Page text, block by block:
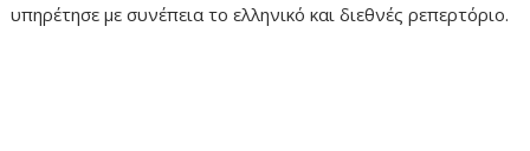
υπηρέτησε με συνέπεια το ελληνικό και διεθνές ρεπερτόριο.